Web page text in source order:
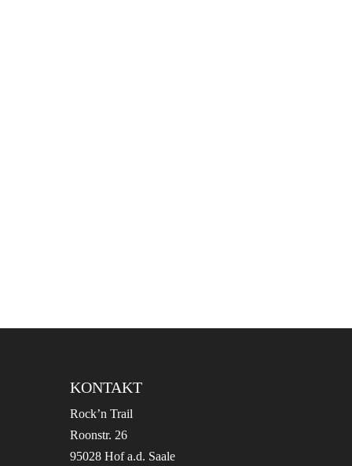
KONTAKT
Rock’n Trail
Roonstr. 26
95028 Hof a.d. Saale